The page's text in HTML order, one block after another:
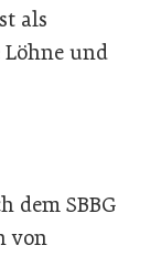
als
und
dem SBBG
von